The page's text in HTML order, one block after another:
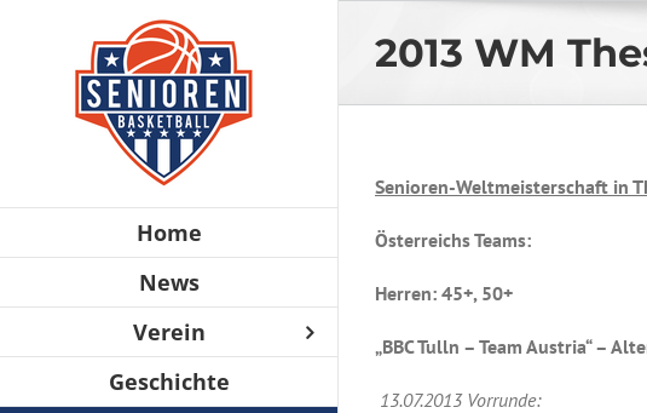
Home
News
Verein
Geschichte
2013 WM
Senioren-Weltmeisterschaft in
Österreichs Teams:
Herren: 45+, 50+
„BBC Tulln – Team Austria“ –
13.07.2013 Vorrunde: